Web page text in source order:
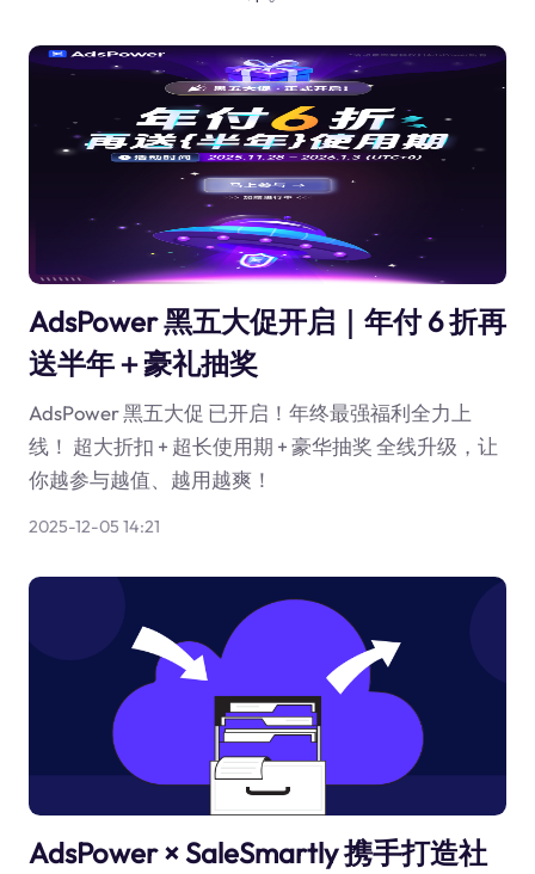
AdsPower 黑五大促开启｜年付 6 折再
送半年＋豪礼抽奖
AdsPower 黑五大促 已开启！年终最强福利全力上
线！ 超大折扣 + 超长使用期 + 豪华抽奖 全线升级，让
你越参与越值、越用越爽！
2025-12-05 14:21
AdsPower × SaleSmartly 携手打造社